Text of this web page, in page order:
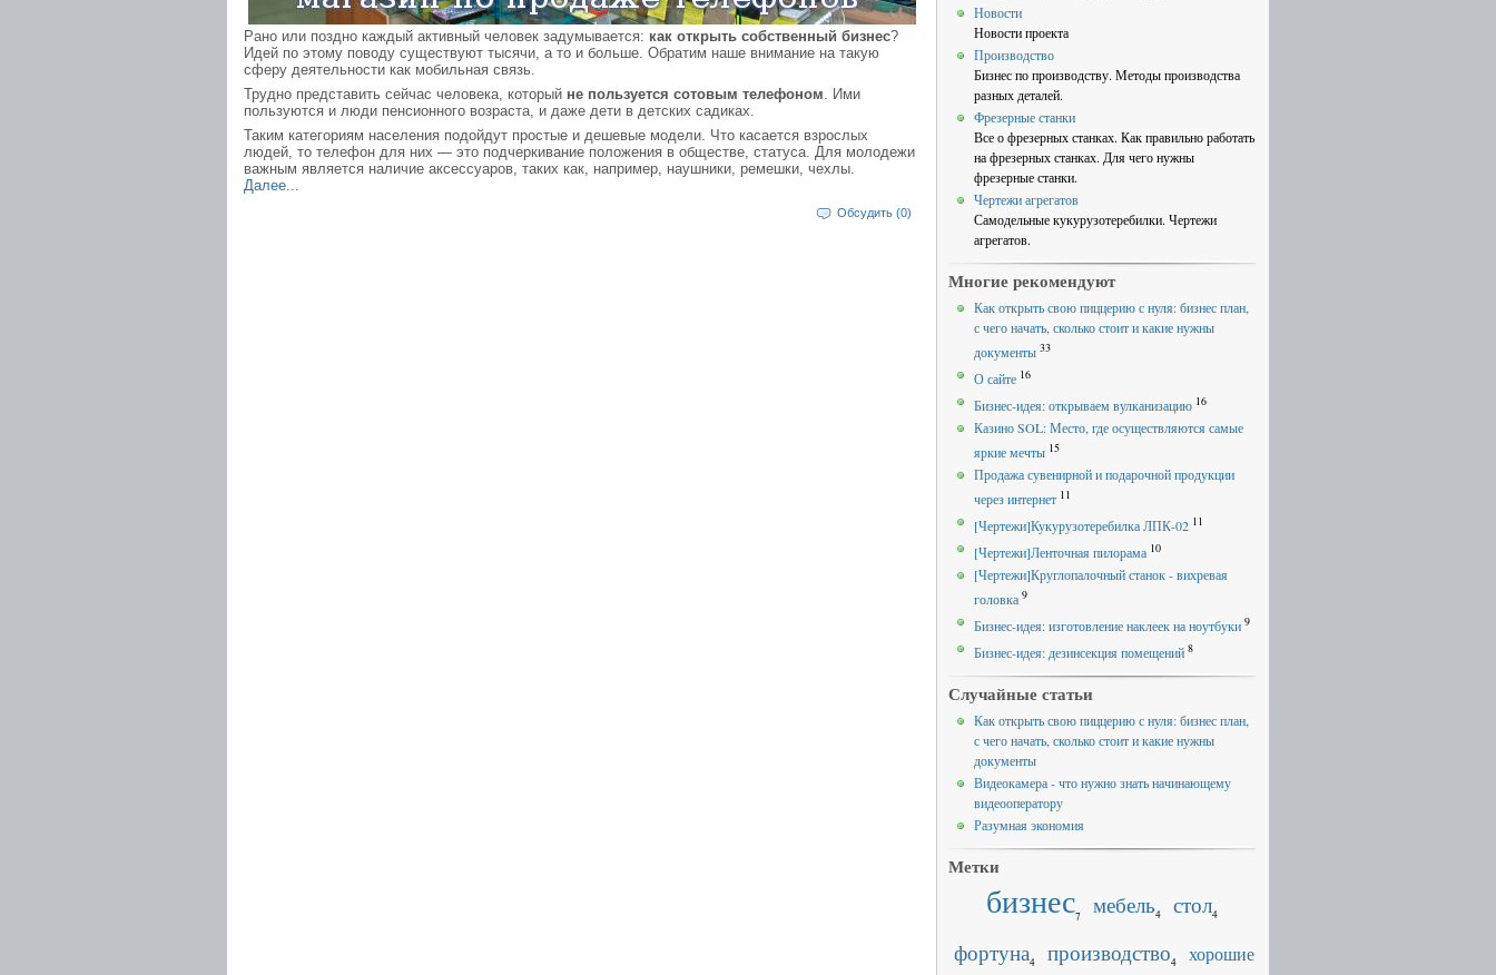
Рано или поздно каждый активный человек задумывается: как открыть собственный бизнес?
Идей по этому поводу существуют тысячи, а то и больше. Обратим наше внимание на такую
сферу деятельности как мобильная связь.
Трудно представить сейчас человека, который не пользуется сотовым телефоном. Ими
пользуются и люди пенсионного возраста, и даже дети в детских садиках.
Таким категориям населения подойдут простые и дешевые модели. Что касается взрослых
людей, то телефон для них — это подчеркивание положения в обществе, статуса. Для молодежи
важным является наличие аксессуаров, таких как, например, наушники, ремешки, чехлы.
Далее...
Обсудить (0)
Новости
Новости проекта
Производство
Бизнес по производству. Методы производства
разных деталей.
Фрезерные станки
Все о фрезерных станках. Как правильно работать
на фрезерных станках. Для чего нужны
фрезерные станки.
Чертежи агрегатов
Самодельные кукурузотеребилки. Чертежи
агрегатов.
Многие рекомендуют
Как открыть свою пиццерию с нуля: бизнес план,
с чего начать, сколько стоит и какие нужны
документы 33
О сайте 16
Бизнес-идея: открываем вулканизацию 16
Казино SOL: Место, где осуществляются самые
яркие мечты 15
Продажа сувенирной и подарочной продукции
через интернет 11
[Чертежи]Кукурузотеребилка ЛПК-02 11
[Чертежи]Ленточная пилорама 10
[Чертежи]Круглопалочный станок - вихревая
головка 9
Бизнес-идея: изготовление наклеек на ноутбуки 9
Бизнес-идея: дезинсекция помещений 8
Случайные статьи
Как открыть свою пиццерию с нуля: бизнес план,
с чего начать, сколько стоит и какие нужны
документы
Видеокамера - что нужно знать начинающему
видеооператору
Разумная экономия
Метки
бизнес7 мебель4 стол4
фортуна4 производство4
хорошие